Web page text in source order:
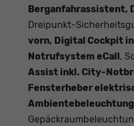
Berganfahrassistent,
Dreipunkt-
vorn, Digital Cockpit
Notrufsystem eCall ,
Assist inkl. City-
Fensterheber
Ambientebeleuchtung